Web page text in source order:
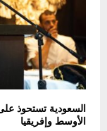
الأوسط وإفريقيا